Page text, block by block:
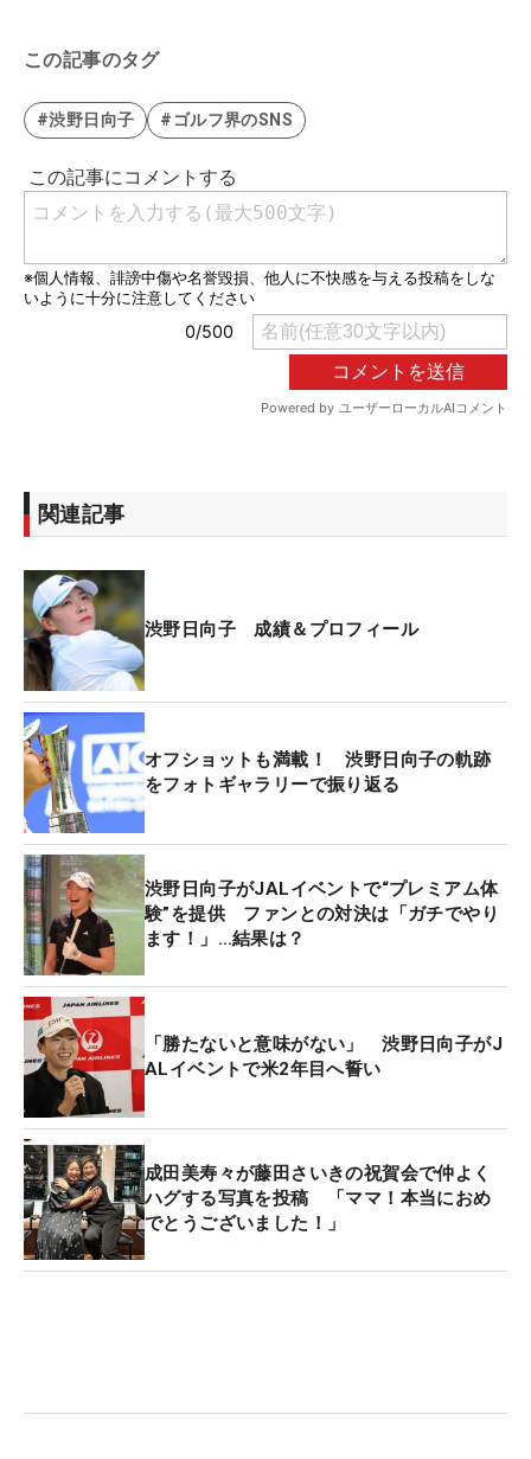
この記事のタグ
#渋野日向子 #ゴルフ界のSNS
関連記事
渋野日向子 成績＆プロフィール
オフショットも満載！ 渋野日向子の軌跡
をフォトギャラリーで振り返る
渋野日向子がJALイベントで“プレミアム体
験”を提供 ファンとの対決は「ガチでやり
ます！」…結果は？
「勝たないと意味がない」 渋野日向子がJ
ALイベントで米2年目へ誓い
成田美寿々が藤田さいきの祝賀会で仲よく
ハグする写真を投稿 「ママ！本当におめ
でとうございました！」